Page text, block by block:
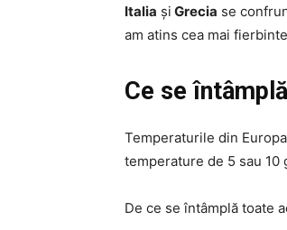
Italia și Grecia se
am atins cea mai
Ce se
Temperaturile din
temperature de 5 sau 10
De ce se întâmplă toate